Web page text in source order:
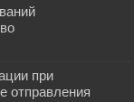
при
отправления